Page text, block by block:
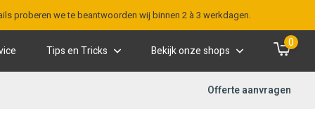
proberen we te beantwoorden wij binnen 2 à 3 werkdagen.
Tips en Tricks Bekijk onze shops
0
Offerte aanvragen